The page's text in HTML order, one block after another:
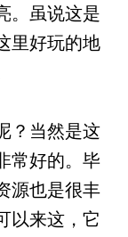
。虽说这是
里好玩的地
？当然是这
常好的。毕
源也是很丰
以来这，它